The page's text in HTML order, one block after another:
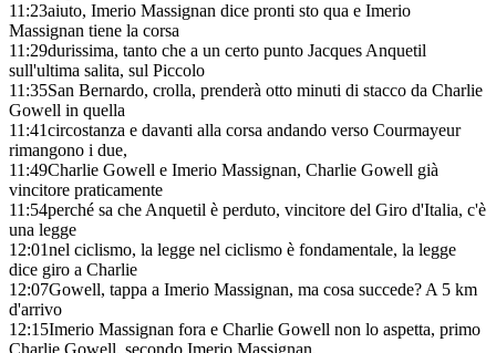
11:23aiuto, Imerio Massignan dice pronti sto qua e Imerio
Massignan tiene la corsa
11:29durissima, tanto che a un certo punto Jacques Anquetil
sull'ultima salita, sul Piccolo
11:35San Bernardo, crolla, prenderà otto minuti di stacco da Charlie
Gowell in quella
11:41circostanza e davanti alla corsa andando verso Courmayeur
rimangono i due,
11:49Charlie Gowell e Imerio Massignan, Charlie Gowell già
vincitore praticamente
11:54perché sa che Anquetil è perduto, vincitore del Giro d'Italia, c'è
una legge
12:01nel ciclismo, la legge nel ciclismo è fondamentale, la legge
dice giro a Charlie
12:07Gowell, tappa a Imerio Massignan, ma cosa succede? A 5 km
d'arrivo
12:15Imerio Massignan fora e Charlie Gowell non lo aspetta, primo